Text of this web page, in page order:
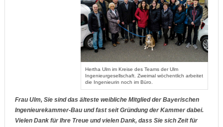
Hertha Ulm im Kreise des Teams der Ulm
Ingenieurgesellschaft. Zweimal wöchentlich arbeitet
die Ingenieurin noch im Büro.
Frau Ulm, Sie sind das älteste weibliche Mitglied der Bayerischen
Ingenieurekammer-Bau und fast seit Gründung der Kammer dabei.
Vielen Dank für Ihre Treue und vielen Dank, dass Sie sich Zeit für